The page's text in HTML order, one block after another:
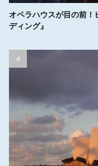
オペラハウスが目の前！
ディング』